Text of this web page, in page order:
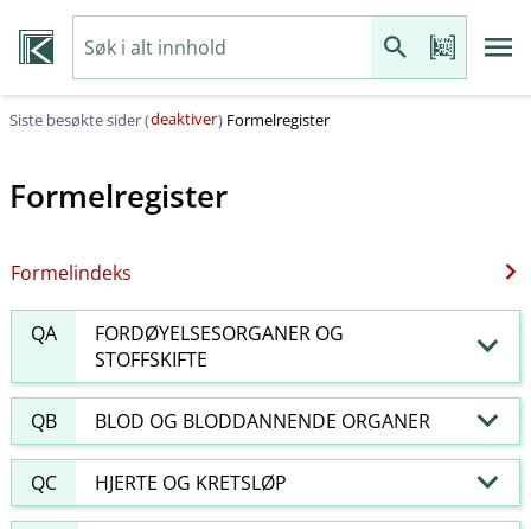
Siste besøkte sider (deaktiver) Formelregister
Formelregister
Formelindeks
QA
FORDØYELSESORGANER OG
STOFFSKIFTE
QB BLOD OG BLODDANNENDE ORGANER
QC HJERTE OG KRETSLØP